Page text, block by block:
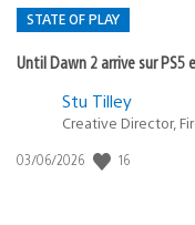
STATE OF PLAY
Until Dawn 2 arrive sur PS5
Postée
:
Stu Tilley
Creative Director,
Date
03/06/2026 16